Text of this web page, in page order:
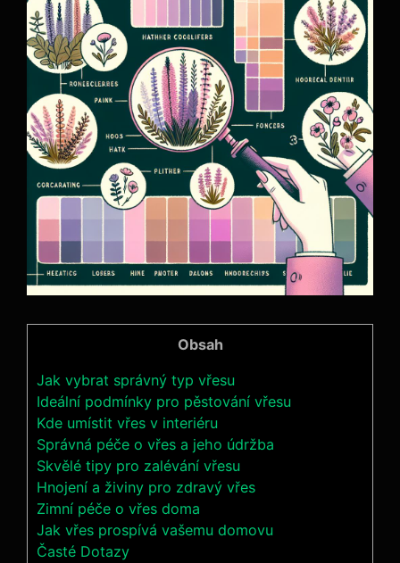
Obsah
Jak vybrat správný typ vřesu
Ideální podmínky pro pěstování vřesu
Kde umístit vřes v interiéru
Správná péče o vřes a jeho údržba
Skvělé tipy pro zalévání vřesu
Hnojení a živiny pro zdravý vřes
Zimní péče o vřes doma
Jak vřes prospívá vašemu domovu
Časté Dotazy